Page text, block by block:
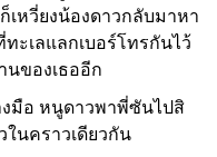
หวี่ยงน้องดาวกลับมาหา
ะเลแลกเบอร์โทรกันไว้
นของเธออีก
มือ หนูดาวพาพี่ซันไปสิ
นคราวเดียวกัน